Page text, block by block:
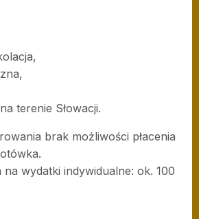
terenie Słowacji.
brak możliwości płacenia
wydatki indywidualne: ok. 100